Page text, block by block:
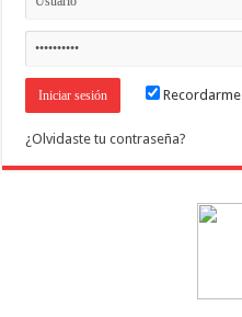
Recordarme
¿Olvidaste tu contraseña?